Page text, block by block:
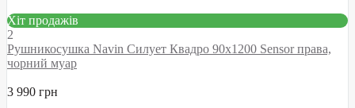
Хіт продажів
2
Рушникосушка Navin Силует Квадро 90х1200 Sensor права,
чорний муар
3 990 грн